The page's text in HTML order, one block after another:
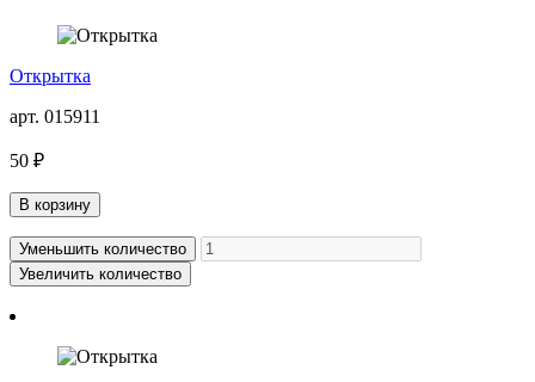
Открытка
арт. 015911
50 ₽
В корзину
Уменьшить количество
Увеличить количество